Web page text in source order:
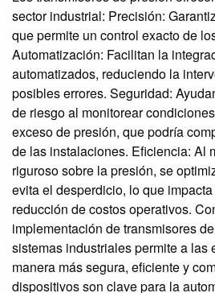
sector industrial: Precisión:
que permite un control exacto de
Automatización: Facilitan la
automatizados, reduciendo la
posibles errores. Seguridad:
de riesgo al monitorear
exceso de presión, que podría
de las instalaciones. Eficiencia: Al
riguroso sobre la presión, se
evita el desperdicio, lo que
reducción de costos operativos.
implementación de transmisores
sistemas industriales permite a las
manera más segura, eficiente y
dispositivos son clave para la